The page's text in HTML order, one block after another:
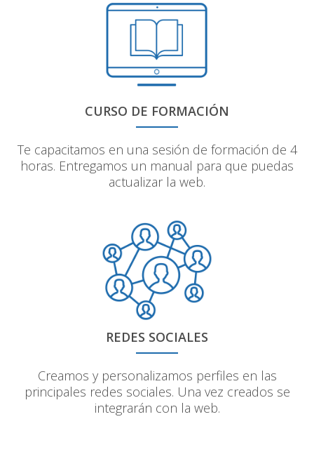
CURSO DE FORMACIÓN
Te capacitamos en una sesión de formación de 4
horas. Entregamos un manual para que puedas
actualizar la web.
REDES SOCIALES
Creamos y personalizamos perfiles en las
principales redes sociales. Una vez creados se
integrarán con la web.